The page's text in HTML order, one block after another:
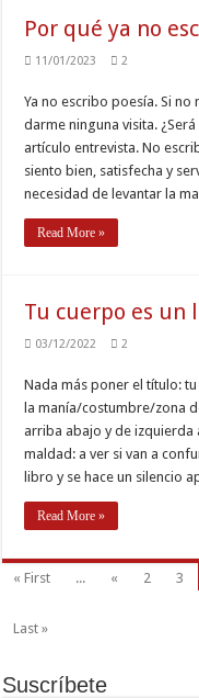
Por qué ya no
11/01/2023 2
Ya no escribo poesía. Si
darme ninguna visita.
artículo entrevista. No
siento bien, satisfecha y
necesidad de levantar la
Read More »
Tu cuerpo es un
03/12/2022 2
Nada más poner el título:
la manía/costumbre/zona
arriba abajo y de izquierda
maldad: a ver si van a
libro y se hace un silencio
Read More »
« First ... « 2 3
Last »
Suscríbete